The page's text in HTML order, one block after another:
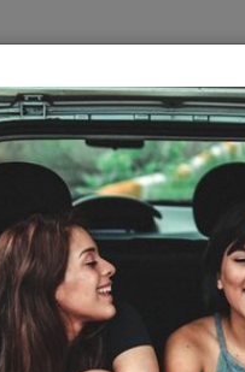
thông tin
Mộc Châu rất xinh đẹp, hãy
Châu rất
thôi